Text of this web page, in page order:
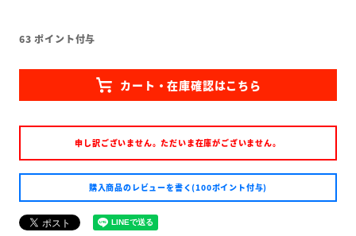
63 ポイント付与
申し訳ございません。ただいま在庫がございません。
購入商品のレビューを書く(100ポイント付与)